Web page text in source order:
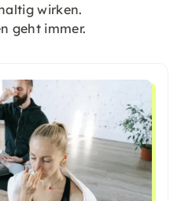
wirken.
geht immer.